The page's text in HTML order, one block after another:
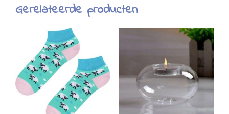
Gerelateerde producten